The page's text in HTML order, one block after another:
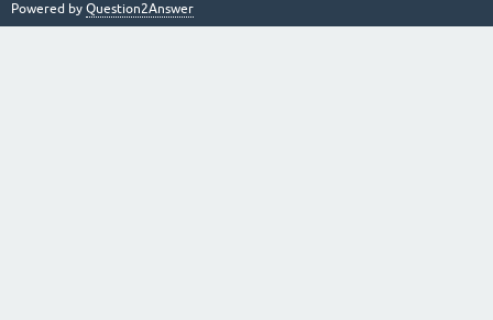
Powered by Question2Answer